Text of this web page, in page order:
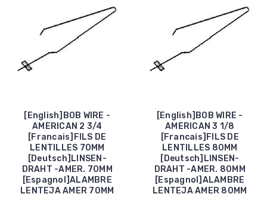
[English]BOB WIRE -
AMERICAN 2 3/4
[Francais]FILS DE
LENTILLES 70MM
[Deutsch]LINSEN-
DRAHT -AMER. 70MM
[Espagnol]ALAMBRE
LENTEJA AMER 70MM
[English]BOB WIRE -
AMERICAN 3 1/8
[Francais]FILS DE
LENTILLES 80MM
[Deutsch]LINSEN-
DRAHT -AMER. 80MM
[Espagnol]ALAMBRE
LENTEJA AMER 80MM